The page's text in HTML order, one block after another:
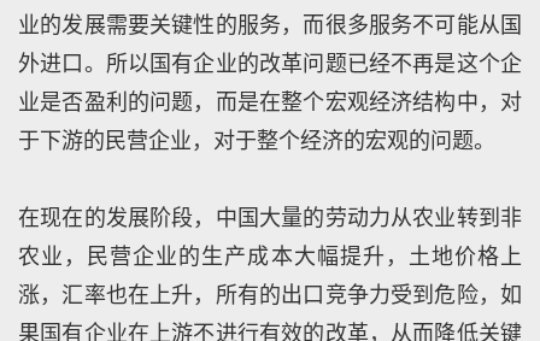
业的发展需要关键性的服务，而很多服务不可能从国
外进口。所以国有企业的改革问题已经不再是这个企
业是否盈利的问题，而是在整个宏观经济结构中，对
于下游的民营企业，对于整个经济的宏观的问题。
在现在的发展阶段，中国大量的劳动力从农业转到非
农业，民营企业的生产成本大幅提升，土地价格上
涨，汇率也在上升，所有的出口竞争力受到危险，如
果国有企业在上游不进行有效的改革，从而降低关键